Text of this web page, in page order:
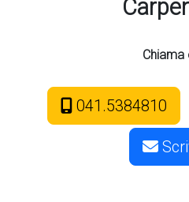
Chiama
041.5384810